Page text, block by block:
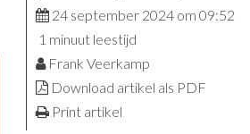
24 september 2024 om 09:52
1 minuut leestijd
Frank Veerkamp
Download artikel als PDF
Print artikel